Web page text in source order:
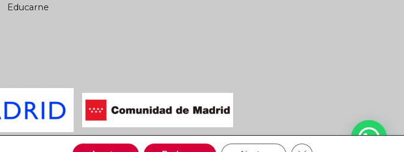
Educarne
CARNIMAD © 2019 Todos los derechos reservados